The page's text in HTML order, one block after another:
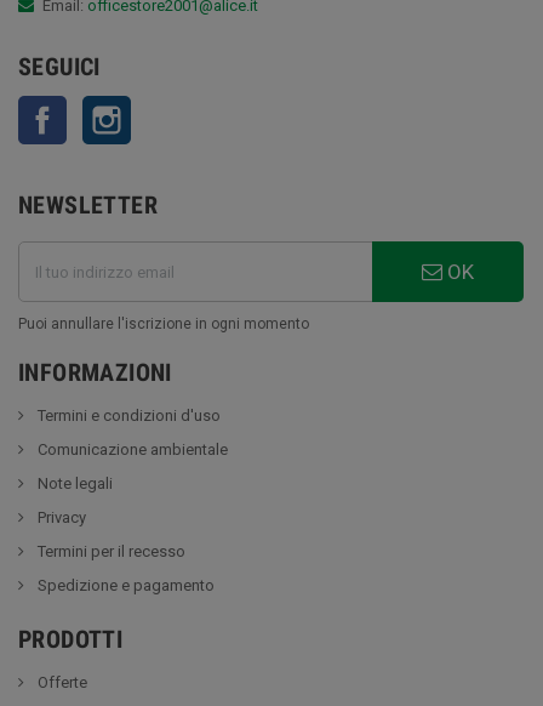
Email: officestore2001@alice.it
SEGUICI
Facebook
NEWSLETTER
OK
Puoi annullare l'iscrizione in ogni momento
INFORMAZIONI
Termini e condizioni d'uso
Comunicazione ambientale
Note legali
Privacy
Termini per il recesso
Spedizione e pagamento
PRODOTTI
Offerte